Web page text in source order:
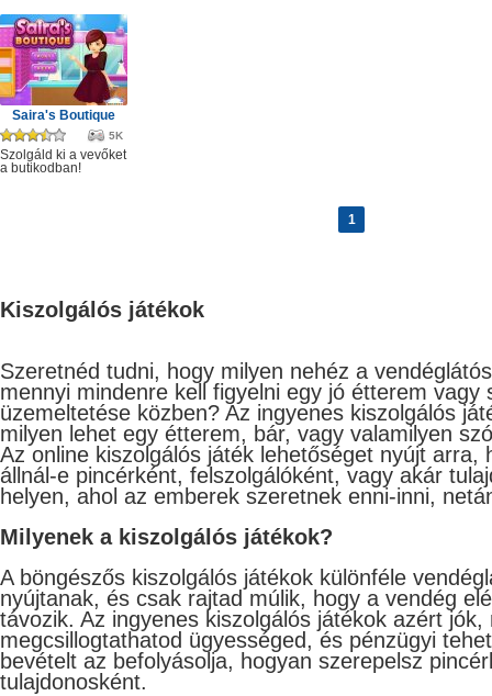
Saira's Boutique
5K
Szolgáld ki a vevőket
a butikodban!
1
Kiszolgálós játékok
Szeretnéd tudni, hogy milyen nehéz a
mennyi mindenre kell figyelni egy jó étterem vagy
üzemeltetése közben? Az ingyenes kiszolgálós
milyen lehet egy étterem, bár, vagy valamilyen
Az online kiszolgálós játék lehetőséget nyújt arra,
állnál-e pincérként, felszolgálóként, vagy akár
helyen, ahol az emberek szeretnek enni-inni,
Milyenek a kiszolgálós játékok?
A böngészős kiszolgálós játékok különféle
nyújtanak, és csak rajtad múlik, hogy a vendég
távozik. Az ingyenes kiszolgálós játékok azért
megcsillogtathatod ügyességed, és pénzügyi
bevételt az befolyásolja, hogyan szerepelsz
tulajdonosként.